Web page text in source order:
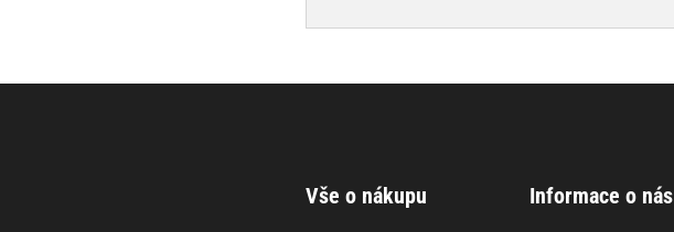
Vše o nákupu Informace o nás